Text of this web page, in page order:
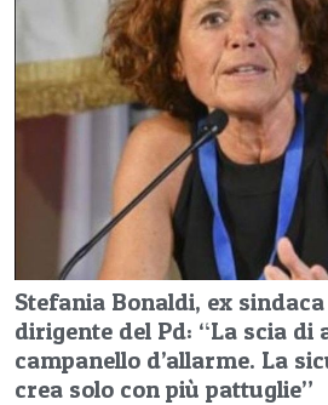
Stefania Bonaldi, ex
dirigente del Pd: “La scia di
campanello d’allarme. La
crea solo con più pattuglie”